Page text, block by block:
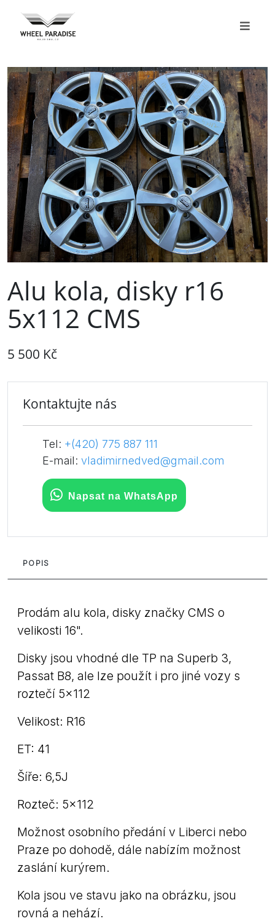
Alu kola, disky r16
5x112 CMS
5 500 Kč
Kontaktujte nás
Tel: +(420) 775 887 111
E-mail: vladimirnedved@gmail.com
Napsat na WhatsApp
POPIS
Prodám alu kola, disky značky CMS o
velikosti 16".
Disky jsou vhodné dle TP na Superb 3,
Passat B8, ale lze použít i pro jiné vozy s
roztečí 5x112
Velikost: R16
ET: 41
Šíře: 6,5J
Rozteč: 5x112
Možnost osobního předání v Liberci nebo
Praze po dohodě, dále nabízím možnost
zaslání kurýrem.
Kola jsou ve stavu jako na obrázku, jsou
rovná a nehází.